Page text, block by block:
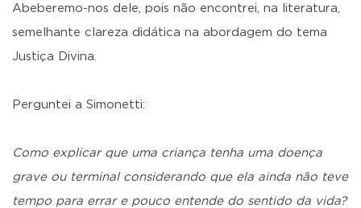
Abeberemo-nos dele, pois não encontrei, na literatura,
semelhante clareza didática na abordagem do tema
Justiça Divina.
Perguntei a Simonetti:
Como explicar que uma criança tenha uma doença
grave ou terminal considerando que ela ainda não teve
tempo para errar e pouco entende do sentido da vida?